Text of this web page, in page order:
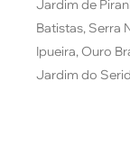
Jardim de
Batistas, Serra
Ipueira, Ouro
Jardim do